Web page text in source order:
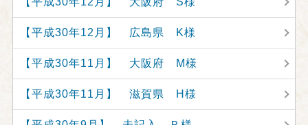
【平成30年12月】 広島県 K様
【平成30年11月】 大阪府 M様
【平成30年11月】 滋賀県 H様